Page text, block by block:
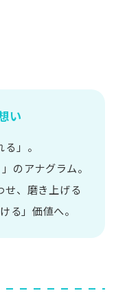
い
」。
の​アナグラム。
、 磨き上げる​
る」価値へ。​